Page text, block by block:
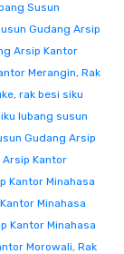
Susun
Gudang Arsip
Arsip Kantor
Merangin, Rak
, rak besi siku
lubang susun
Gudang Arsip
Arsip Kantor
Kantor Minahasa
Minahasa
Kantor Minahasa
Morowali, Rak